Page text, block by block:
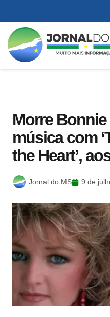
Morre
música com
the Heart’,
Jornal do MS 9 de